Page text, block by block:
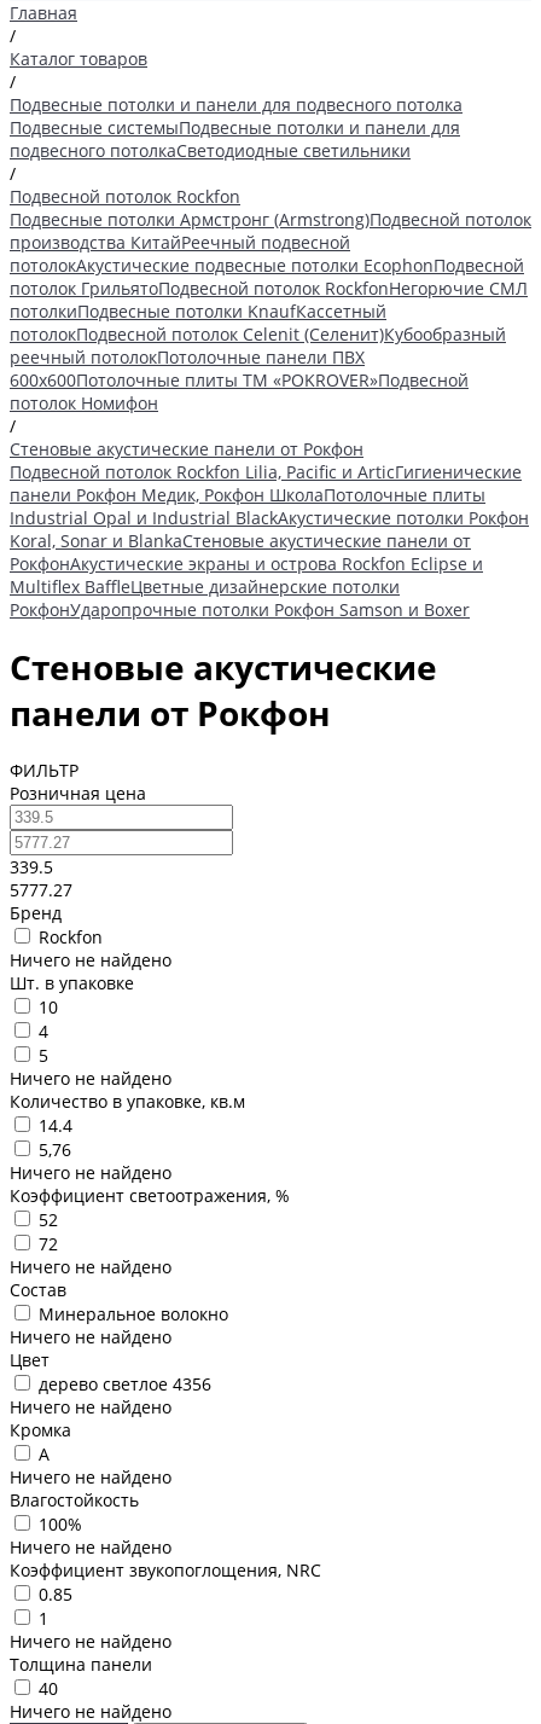
Главная
/
Каталог товаров
/
Подвесные потолки и панели для подвесного потолка
Подвесные системыПодвесные потолки и панели для
подвесного потолкаСветодиодные светильники
/
Подвесной потолок Rockfon
Подвесные потолки Армстронг (Armstrong)Подвесной потолок
производства КитайРеечный подвесной
потолокАкустические подвесные потолки EcophonПодвесной
потолок ГрильятоПодвесной потолок RockfonНегорючие СМЛ
потолкиПодвесные потолки KnaufКассетный
потолокПодвесной потолок Celenit (Селенит)Кубообразный
реечный потолокПотолочные панели ПВХ
600х600Потолочные плиты ТМ «POKROVER»Подвесной
потолок Номифон
/
Стеновые акустические панели от Рокфон
Подвесной потолок Rockfon Lilia, Pacific и ArticГигиенические
панели Рокфон Медик, Рокфон ШколаПотолочные плиты
Industrial Opal и Industrial BlackАкустические потолки Рокфон
Koral, Sonar и BlankaСтеновые акустические панели от
РокфонАкустические экраны и острова Rockfon Eclipse и
Multiflex BaffleЦветные дизайнерские потолки
РокфонУдаропрочные потолки Рокфон Samson и Boxer
Стеновые акустические
панели от Рокфон
ФИЛЬТР
Розничная цена
339.5
5777.27
Бренд
Rockfon
Ничего не найдено
Шт. в упаковке
10
4
5
Ничего не найдено
Количество в упаковке, кв.м
14.4
5,76
Ничего не найдено
Коэффициент светоотражения, %
52
72
Ничего не найдено
Состав
Минеральное волокно
Ничего не найдено
Цвет
дерево светлое 4356
Ничего не найдено
Кромка
A
Ничего не найдено
Влагостойкость
100%
Ничего не найдено
Коэффициент звукопоглощения, NRC
0.85
1
Ничего не найдено
Толщина панели
40
Ничего не найдено